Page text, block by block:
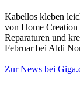
Kabellos kleben
von Home Creation
Reparaturen und
Februar bei Aldi
Zur News bei